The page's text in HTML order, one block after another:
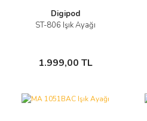
Digipod
ST-806 Işık Ayağı
1.999,00 TL
Görüntüle
Sepete Ekle